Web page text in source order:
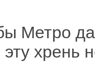
Метро
хрень